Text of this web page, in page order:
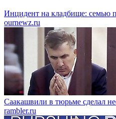
Инцидент на кладбище: семью
ournewz.ru
Саакашвили в тюрьме сделал
rambler.ru